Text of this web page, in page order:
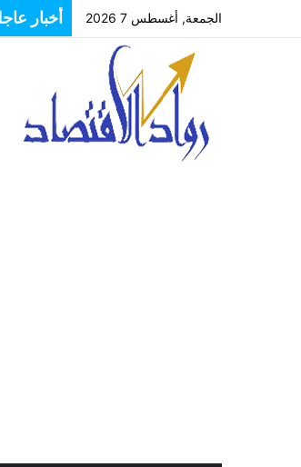
الجمعة, أغسطس 7 2026 أخبار